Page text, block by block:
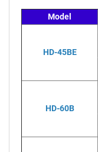
Model
HD-45BE
HD-60B